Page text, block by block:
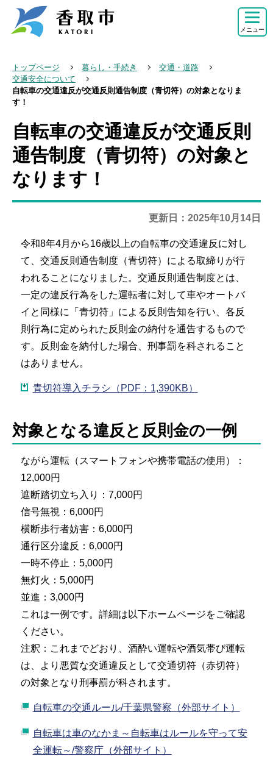
メニュー
トップページ 暮らし・手続き
交通・道路
交通安全について
自転車の交通違反が交通反則通告制度（青切符）の対象となりま
す！
本
文
こ
こ
自転車の交通違反が交通反則
通告制度（青切符）の対象と
なります！
更新日：2025年10月14日
令和8年4月から16歳以上の自転車の交通違反に対し
て、交通反則通告制度（青切符）による取締りが行
われることになりました。交通反則通告制度とは、
一定の違反行為をした運転者に対して車やオートバ
イと同様に「青切符」による反則告知を行い、各反
則行為に定められた反則金の納付を通告するもので
す。反則金を納付した場合、刑事罰を科されること
はありません。
青切符導入チラシ（PDF：1,390KB）
対象となる違反と反則金の一例
ながら運転（スマートフォンや携帯電話の使用）：
12,000円
遮断踏切立ち入り：7,000円
信号無視：6,000円
横断歩行者妨害：6,000円
通行区分違反：6,000円
一時不停止：5,000円
無灯火：5,000円
並進：3,000円
これは一例です。詳細は以下ホームページをご確認
ください。
注釈：これまでどおり、酒酔い運転や酒気帯び運転
は、より悪質な交通違反として交通切符（赤切符）
の対象となり刑事罰が科されます。
自転車の交通ルール/千葉県警察（外部サイト）
自転車は車のなかま～自転車はルールを守って安
全運転～/警察庁（外部サイト）